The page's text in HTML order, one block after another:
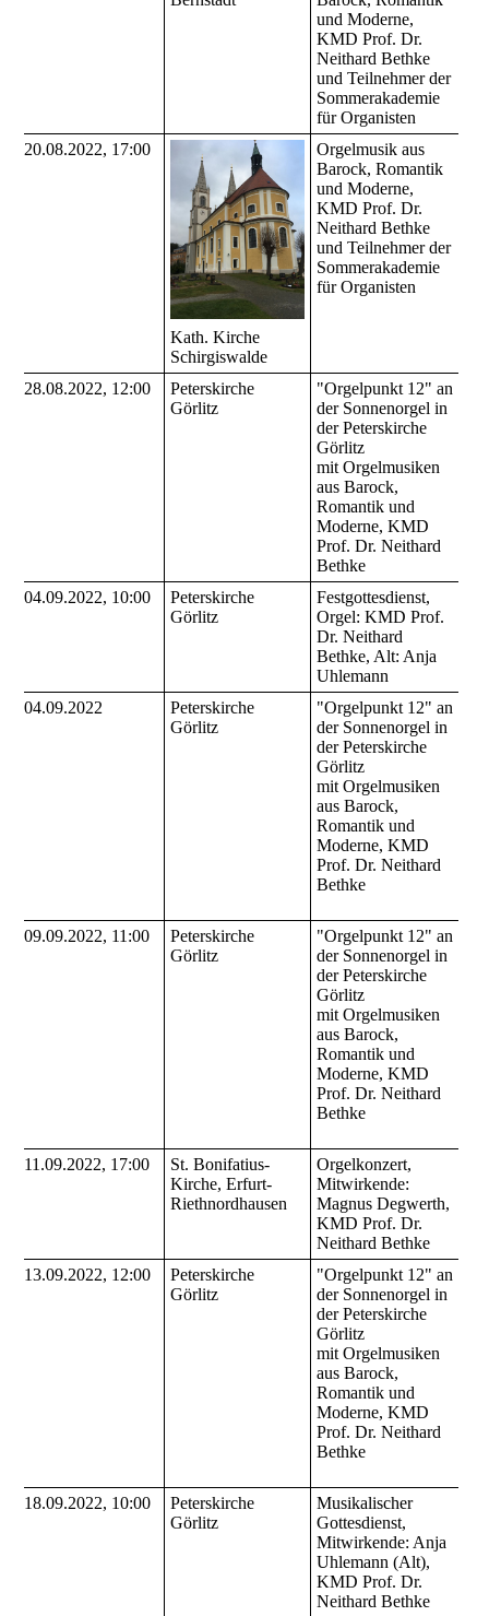
und Moderne,
KMD Prof. Dr.
Neithard Bethke
und Teilnehmer der
Sommerakademie
für Organisten
20.08.2022, 17:00
Kath. Kirche
Schirgiswalde
Orgelmusik aus
Barock, Romantik
und Moderne,
KMD Prof. Dr.
Neithard Bethke
und Teilnehmer der
Sommerakademie
für Organisten
28.08.2022, 12:00
Peterskirche
Görlitz
"Orgelpunkt 12" an
der Sonnenorgel in
der Peterskirche
Görlitz
mit Orgelmusiken
aus Barock,
Romantik und
Moderne, KMD
Prof. Dr. Neithard
Bethke
04.09.2022, 10:00
Peterskirche
Görlitz
Festgottesdienst,
Orgel: KMD Prof.
Dr. Neithard
Bethke, Alt: Anja
Uhlemann
04.09.2022
Peterskirche
Görlitz
"Orgelpunkt 12" an
der Sonnenorgel in
der Peterskirche
Görlitz
mit Orgelmusiken
aus Barock,
Romantik und
Moderne, KMD
Prof. Dr. Neithard
Bethke
09.09.2022, 11:00
Peterskirche
Görlitz
"Orgelpunkt 12" an
der Sonnenorgel in
der Peterskirche
Görlitz
mit Orgelmusiken
aus Barock,
Romantik und
Moderne, KMD
Prof. Dr. Neithard
Bethke
11.09.2022, 17:00
St. Bonifatius-
Kirche, Erfurt-
Riethnordhausen
Orgelkonzert,
Mitwirkende:
Magnus Degwerth,
KMD Prof. Dr.
Neithard Bethke
13.09.2022, 12:00
Peterskirche
Görlitz
"Orgelpunkt 12" an
der Sonnenorgel in
der Peterskirche
Görlitz
mit Orgelmusiken
aus Barock,
Romantik und
Moderne, KMD
Prof. Dr. Neithard
Bethke
18.09.2022, 10:00
Peterskirche
Görlitz
Musikalischer
Gottesdienst,
Mitwirkende: Anja
Uhlemann (Alt),
KMD Prof. Dr.
Neithard Bethke